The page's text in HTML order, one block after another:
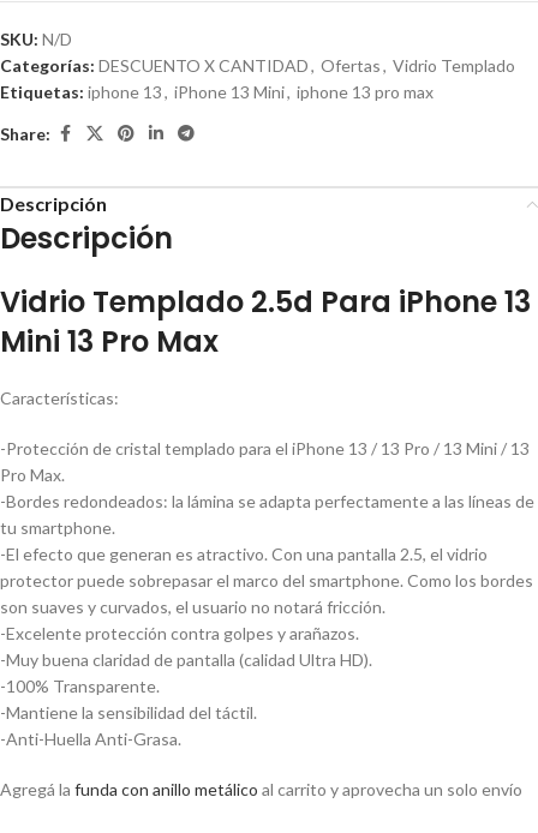
SKU: N/D
Categorías: DESCUENTO X CANTIDAD, Ofertas, Vidrio Templado
Etiquetas: iphone 13, iPhone 13 Mini, iphone 13 pro max
Share:
Descripción
Descripción
Vidrio Templado 2.5d Para iPhone 13
Mini 13 Pro Max
Características:
-Protección de cristal templado para el iPhone 13 / 13 Pro / 13 Mini / 13
Pro Max.
-Bordes redondeados: la lámina se adapta perfectamente a las líneas de
tu smartphone.
-El efecto que generan es atractivo. Con una pantalla 2.5, el vidrio
protector puede sobrepasar el marco del smartphone. Como los bordes
son suaves y curvados, el usuario no notará fricción.
-Excelente protección contra golpes y arañazos.
-Muy buena claridad de pantalla (calidad Ultra HD).
-100% Transparente.
-Mantiene la sensibilidad del táctil.
-Anti-Huella Anti-Grasa.
Agregá la funda con anillo metálico al carrito y aprovecha un solo envío